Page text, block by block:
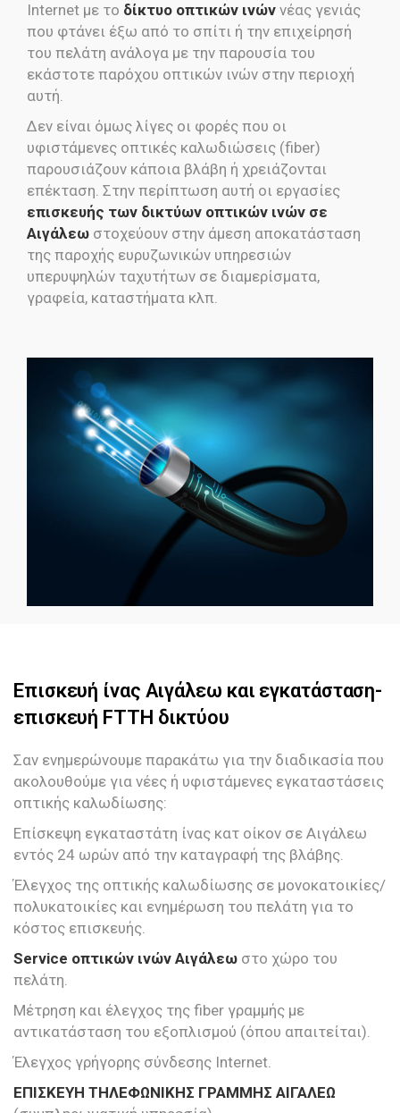
Internet με το δίκτυο οπτικών ινών νέας γενιάς
που φτάνει έξω από το σπίτι ή την επιχείρησή
του πελάτη ανάλογα με την παρουσία του
εκάστοτε παρόχου οπτικών ινών στην περιοχή
αυτή.
Δεν είναι όμως λίγες οι φορές που οι
υφιστάμενες οπτικές καλωδιώσεις (fiber)
παρουσιάζουν κάποια βλάβη ή χρειάζονται
επέκταση. Στην περίπτωση αυτή οι εργασίες
επισκευής των δικτύων οπτικών ινών σε
Αιγάλεω στοχεύουν στην άμεση αποκατάσταση
της παροχής ευρυζωνικών υπηρεσιών
υπερυψηλών ταχυτήτων σε διαμερίσματα,
γραφεία, καταστήματα κλπ.
Επισκευή ίνας Αιγάλεω και εγκατάσταση-
επισκευή FTTH δικτύου
Σαν ενημερώνουμε παρακάτω για την διαδικασία που
ακολουθούμε για νέες ή υφιστάμενες εγκαταστάσεις
οπτικής καλωδίωσης:
Επίσκεψη εγκαταστάτη ίνας κατ οίκον σε Αιγάλεω
εντός 24 ωρών από την καταγραφή της βλάβης.
Έλεγχος της οπτικής καλωδίωσης σε μονοκατοικίες/
πολυκατοικίες και ενημέρωση του πελάτη για το
κόστος επισκευής.
Service οπτικών ινών Αιγάλεω στο χώρο του
πελάτη.
Μέτρηση και έλεγχος της fiber γραμμής με
αντικατάσταση του εξοπλισμού (όπου απαιτείται).
Έλεγχος γρήγορης σύνδεσης Internet.
ΕΠΙΣΚΕΥΗ ΤΗΛΕΦΩΝΙΚΗΣ ΓΡΑΜΜΗΣ ΑΙΓΑΛΕΩ